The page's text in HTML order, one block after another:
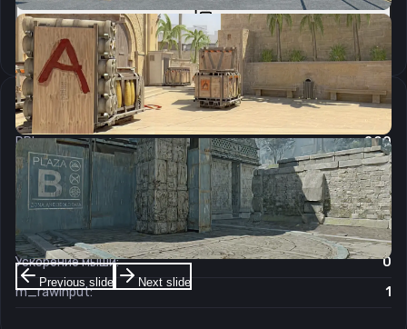
Previous slide Next slide
Скопировать
Настройки мыши
DPI:
800
Чувствительность мыши в игре:
1.42
Чувствительность мыши в зуме:
1
Чувствительность мыши в Windows:
6/11
Ускорение мыши:
0
m_rawinput:
1